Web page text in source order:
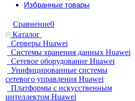
Избранные товары
Сравнение0
Каталог
Серверы Huawei
Системы хранения данных Huawei
Сетевое оборудование Huawei
Унифицированные системы
сетевого управления Huawei
Платформы с искусственным
интеллектом Huawei